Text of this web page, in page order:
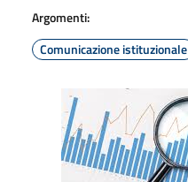
Argomenti:
Comunicazione istituzionale